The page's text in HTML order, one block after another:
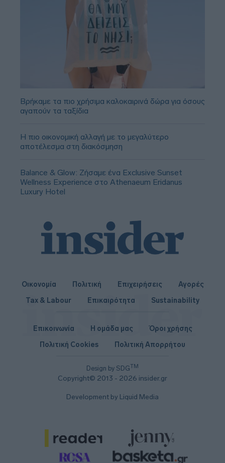
Βρήκαμε τα πιο χρήσιμα καλοκαιρινά δώρα για όσους
αγαπούν τα ταξίδια
Η πιο οικονομική αλλαγή με το μεγαλύτερο
αποτέλεσμα στη διακόσμηση
Balance & Glow: Ζήσαμε ένα Exclusive Sunset
Wellness Experience στο Athenaeum Eridanus
Luxury Hotel
Οικονομία Πολιτική Επιχειρήσεις
Αγορές
Tax & Labour
Επικαιρότητα Sustainability
Design by SDGTM
Copyright© 2013 - 2026 insider.gr
Επικοινωνία Η ομάδα μας
Όροι χρήσης
Πολιτική Cookies
Πολιτική Απορρήτου
Development by Liquid Media